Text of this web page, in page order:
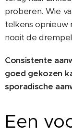
proberen. Wie
telkens opnieuw
nooit de
Consistente
goed gekozen
sporadische
Een